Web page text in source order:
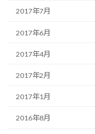
2017年7月
2017年6月
2017年4月
2017年2月
2017年1月
2016年8月